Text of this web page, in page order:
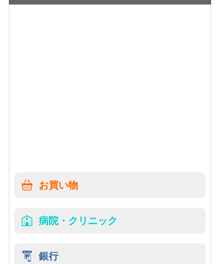
お買い物
病院・クリニック
銀行